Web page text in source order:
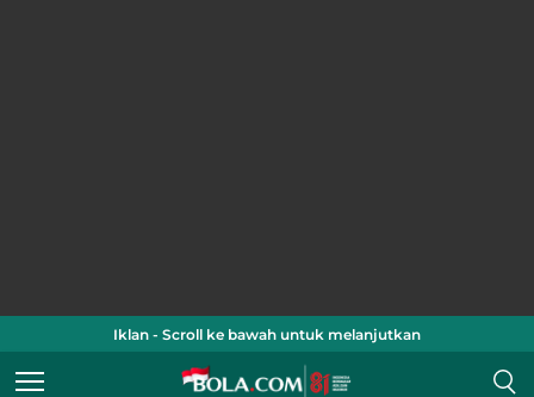
Iklan - Scroll ke bawah untuk melanjutkan